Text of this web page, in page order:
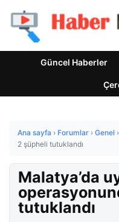
Güncel Haberler
Ana sayfa › Forumlar › Genel ›
2 şüpheli tutuklandı
Malatya’da
tutuklandı